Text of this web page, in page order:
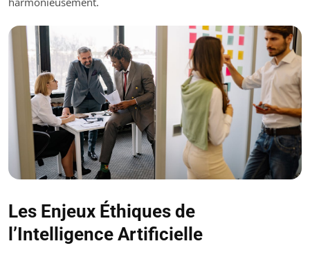
Les Enjeux Éthiques de
l’Intelligence Artificielle